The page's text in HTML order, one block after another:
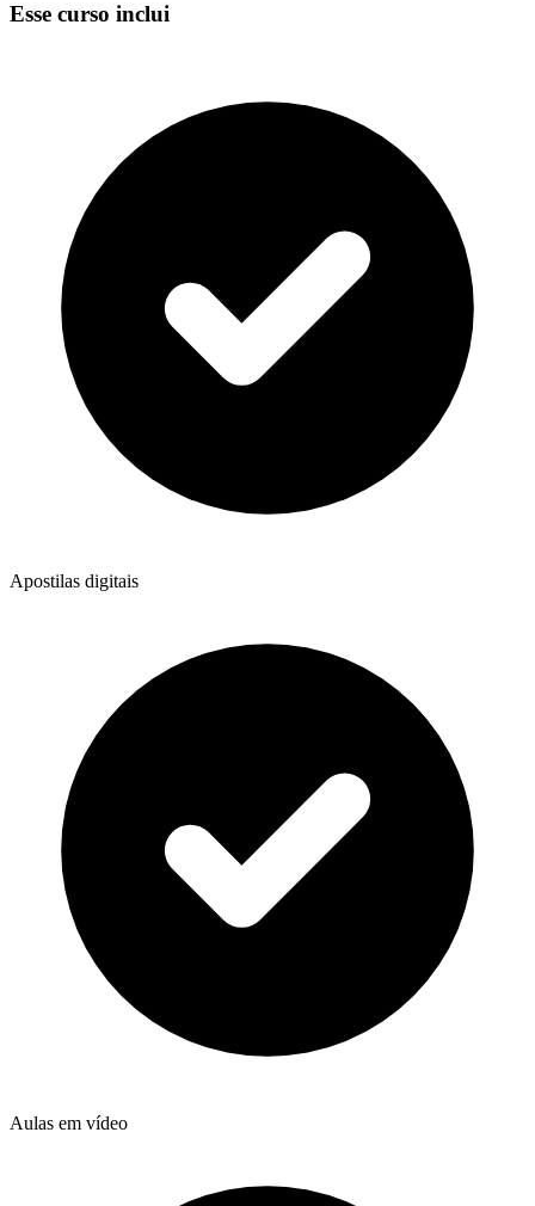
Esse curso inclui
Apostilas digitais
Aulas em vídeo